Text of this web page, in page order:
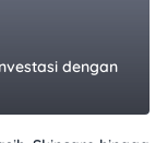
dengan